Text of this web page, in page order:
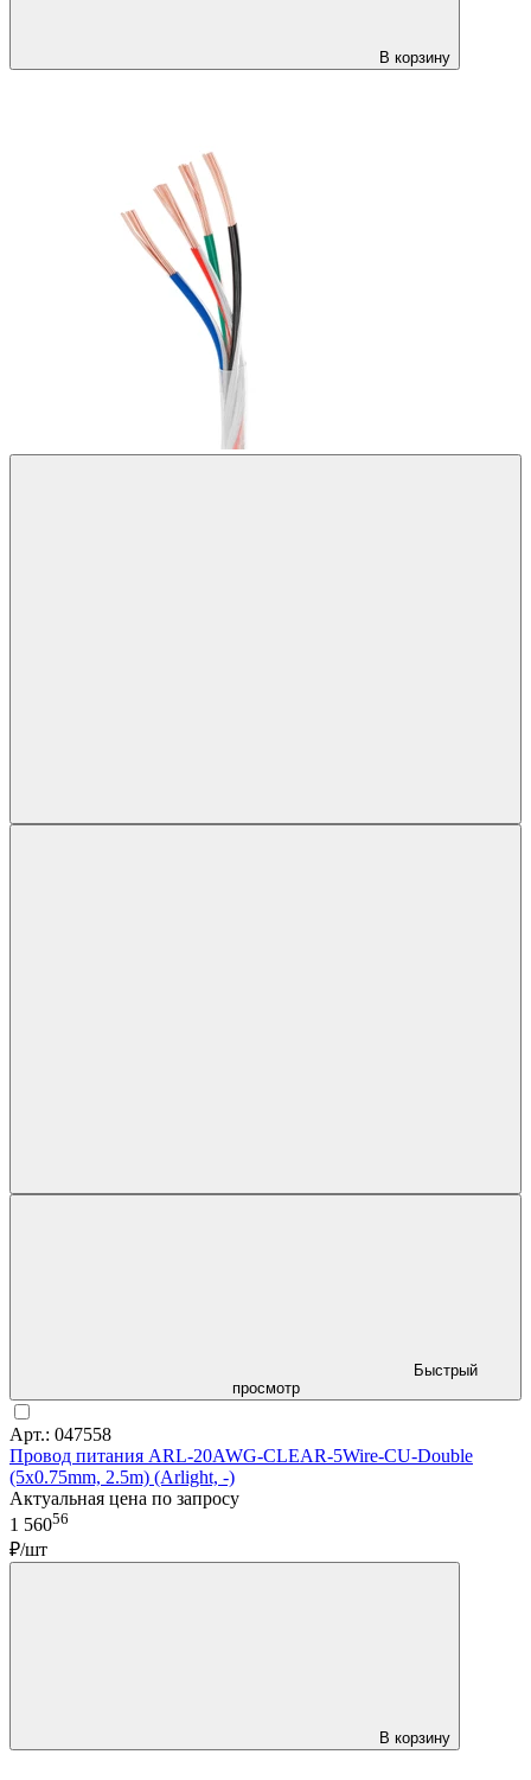
В корзину
Быстрый
просмотр
Арт.: 047558
Провод питания ARL-20AWG-CLEAR-5Wire-CU-Double
(5x0.75mm, 2.5m) (Arlight, -)
Актуальная цена по запросу
1 56056
₽/шт
В корзину